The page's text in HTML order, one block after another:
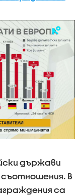
държави
съотношения. В
са